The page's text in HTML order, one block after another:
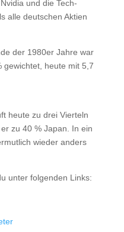
und die Tech-
alle deutschen Aktien
der 1980er Jahre war
gewichtet, heute mit 5,7
heute zu drei Vierteln
zu 40 % Japan. In ein
wieder anders
unter folgenden Links: